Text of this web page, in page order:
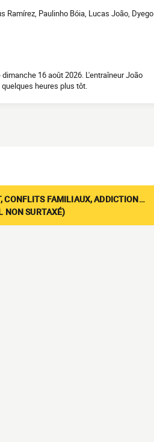
Ramírez, Paulinho Bóia, Lucas João, Dyego
16 août 2026. L'entraîneur João
heures plus tôt.
CONFLITS FAMILIAUX, ADDICTION…
NON SURTAXÉ)